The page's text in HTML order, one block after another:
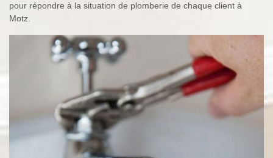
pour répondre à la situation de plomberie de chaque client à
Motz.